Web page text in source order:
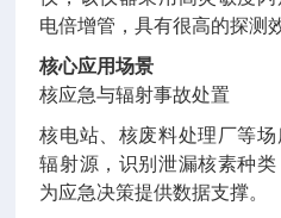
电倍增管，具有很高的探测
核心应用场景
核应急与辐射事故处置
核电站、核废料处理厂等
辐射源，识别泄漏核素种类
为应急决策提供数据支撑。